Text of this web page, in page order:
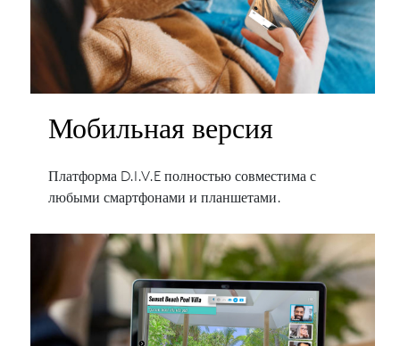
Мобильная версия
Платформа D.I.V.E полностью совместима с
любыми смартфонами и планшетами.